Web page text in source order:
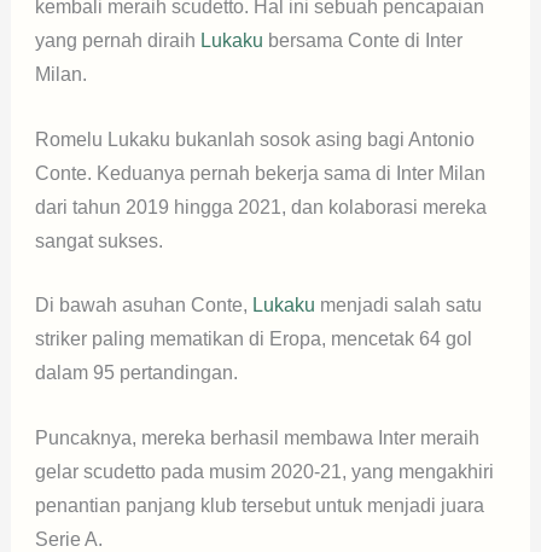
kembali meraih scudetto. Hal ini sebuah pencapaian
yang pernah diraih Lukaku bersama Conte di Inter
Milan.
Romelu Lukaku bukanlah sosok asing bagi Antonio
Conte. Keduanya pernah bekerja sama di Inter Milan
dari tahun 2019 hingga 2021, dan kolaborasi mereka
sangat sukses.
Di bawah asuhan Conte, Lukaku menjadi salah satu
striker paling mematikan di Eropa, mencetak 64 gol
dalam 95 pertandingan.
Puncaknya, mereka berhasil membawa Inter meraih
gelar scudetto pada musim 2020-21, yang mengakhiri
penantian panjang klub tersebut untuk menjadi juara
Serie A.